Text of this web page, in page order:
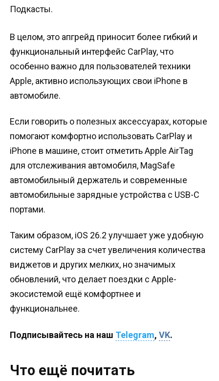
Подкасты.
В целом, это апгрейд приносит более гибкий и
функциональный интерфейс CarPlay, что
особенно важно для пользователей техники
Apple, активно использующих свои iPhone в
автомобиле.
Если говорить о полезных аксессуарах, которые
помогают комфортно использовать CarPlay и
iPhone в машине, стоит отметить Apple AirTag
для отслеживания автомобиля, MagSafe
автомобильный держатель и современные
автомобильные зарядные устройства с USB-C
портами.
Таким образом, iOS 26.2 улучшает уже удобную
систему CarPlay за счет увеличения количества
виджетов и других мелких, но значимых
обновлений, что делает поездки с Apple-
экосистемой ещё комфортнее и
функциональнее.
Подписывайтесь на наш Telegram, VK.
Что ещё почитать